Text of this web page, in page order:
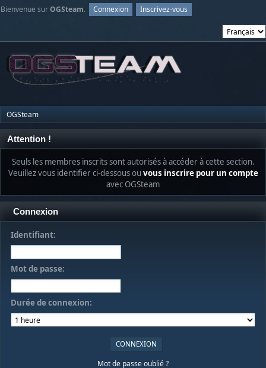
Bienvenue surOGSteam. Connexion Inscrivez-vous
OGSteam
Attention !
Seuls les membres inscrits sont autorisés à accéder à cette section.
Veuillez vous identifier ci-dessous ou vous inscrire pour un compte
avec OGSteam
Connexion
Identifiant:
Mot de passe:
Durée de connexion:
Mot de passe oublié ?